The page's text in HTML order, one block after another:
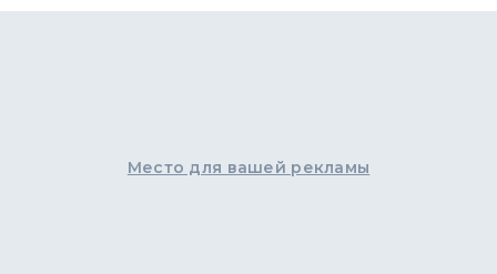
Место для вашей рекламы